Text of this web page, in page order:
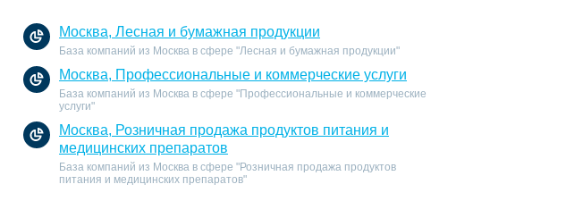
Москва, Лесная и бумажная продукции
База компаний из Москва в сфере "Лесная и бумажная продукции"
Москва, Профессиональные и коммерческие услуги
База компаний из Москва в сфере "Профессиональные и коммерческие
услуги"
Москва, Розничная продажа продуктов питания и
медицинских препаратов
База компаний из Москва в сфере "Розничная продажа продуктов
питания и медицинских препаратов"